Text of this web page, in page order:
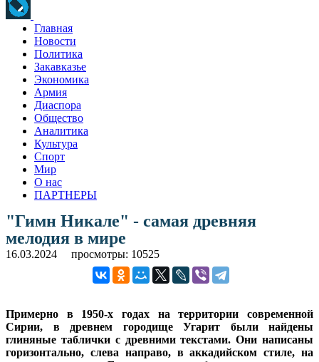
Главная
Новости
Политика
Закавказье
Экономика
Армия
Диаспора
Общество
Аналитика
Культура
Спорт
Мир
О нас
ПАРТНЕРЫ
"Гимн Никале" - самая древняя
мелодия в мире
16.03.2024 просмотры: 10525
Примерно в 1950-х годах на территории современной
Сирии, в древнем городище Угарит были найдены
глиняные таблички с древними текстами. Они написаны
горизонтально, слева направо, в аккадийском стиле, на